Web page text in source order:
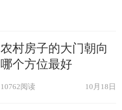
农村房子的大门朝向
哪个方位最好
10762阅读 10月18日